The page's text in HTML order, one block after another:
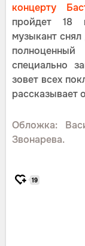
концерту
пройдет 18
музыкант
специально
зовет всех
рассказывает
Обложка:
Звонарева.
19